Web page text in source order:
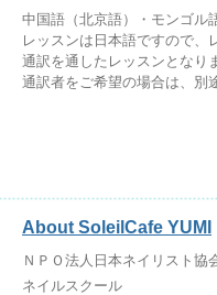
中国語（北京語）・モンゴル
レッスンは日本語ですので、
通訳を通したレッスンとなり
通訳者をご希望の場合は、別
About SoleilCafe YUMI
ＮＰＯ法人日本ネイリスト協
ネイルスクール